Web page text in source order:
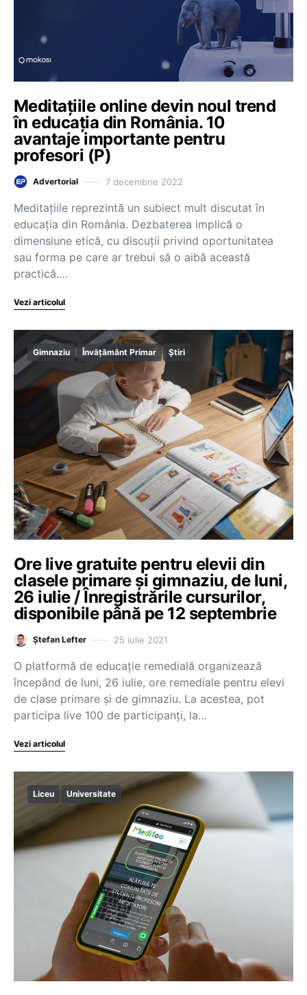
Meditațiile online devin noul trend
în educația din România. 10
avantaje importante pentru
profesori (P)
Advertorial 7 decembrie 2022
Meditațiile reprezintă un subiect mult discutat în
educația din România. Dezbaterea implică o
dimensiune etică, cu discuții privind oportunitatea
sau forma pe care ar trebui să o aibă această
practică.…
Vezi articolul
Gimnaziu Învățământ Primar Știri
Ore live gratuite pentru elevii din
clasele primare și gimnaziu, de luni,
26 iulie / Înregistrările cursurilor,
disponibile până pe 12 septembrie
Ștefan Lefter 25 iulie 2021
O platformă de educație remedială organizează
începând de luni, 26 iulie, ore remediale pentru elevi
de clase primare și de gimnaziu. La acestea, pot
participa live 100 de participanți, la…
Vezi articolul
Liceu Universitate